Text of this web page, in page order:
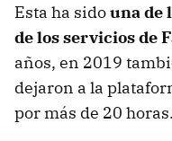
Esta ha sidouna de
de los servicios de
años, en 2019
dejaron a la
por más de 20 horas.